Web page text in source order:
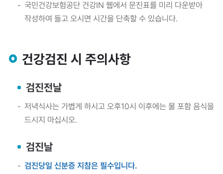
국민건강보험공단 건강IN 웹에서 문진표를 미리 다운받아
작성하여 들고 오시면 시간을 단축할 수 있습니다.
건강검진 시 주의사항
검진전날
저녁식사는 가볍게 하시고 오후10시 이후에는 물 포함 음식을
드시지 마십시오.
검진날
검진당일 신분증 지참은 필수입니다.